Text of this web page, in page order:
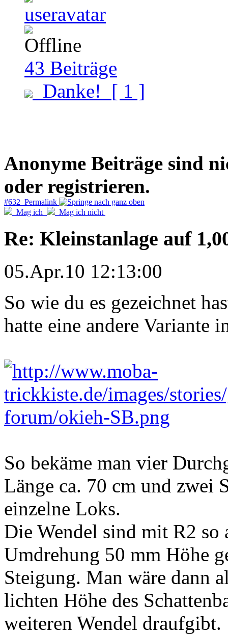
43 Beiträge
Danke! [ 1 ]
Anonyme Beiträge sind
oder registrieren.
#632 Permalink
Mag ich
Mag ich nicht
Re: Kleinstanlage auf
05.Apr.10 12:13:00
So wie du es gezeichnet
hatte eine andere Variante
So bekäme man vier
Länge ca. 70 cm und zwei
einzelne Loks.
Die Wendel sind mit R2 so
Umdrehung 50 mm Höhe
Steigung. Man wäre dann
lichten Höhe des
weiteren Wendel draufgibt.